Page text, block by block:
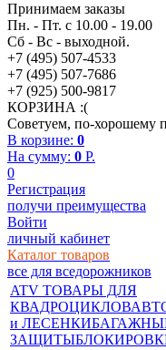
Принимаем заказы
Пн. - Пт. с 10.00 - 19.00
Сб - Вс - выходной.
+7 (495) 507-4533
+7 (495) 507-7686
+7 (925) 500-9817
КОРЗИНА :(
Советуем, по-хорошему
В корзине: 0
На сумму: 0 P.
0
Регистрация
получи преимущества
Войти
личный кабинет
Каталог товаров
все для вседорожников
ATV ТОВАРЫ ДЛЯ
КВАДРОЦИКЛОВ
и ЛЕСЕНКИ
ЗАЩИТЫ